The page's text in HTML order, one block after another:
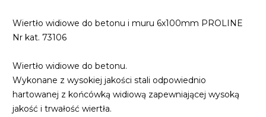
Wiertło widiowe do betonu i muru 6x100mm PROLINE
Nr kat. 73106
Wiertło widiowe do betonu.
Wykonane z wysokiej jakości stali odpowiednio
hartowanej z końcówką widiową zapewniającej wysoką
jakość i trwałość wiertła.